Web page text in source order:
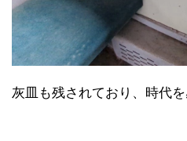
灰皿も残されており、時代を